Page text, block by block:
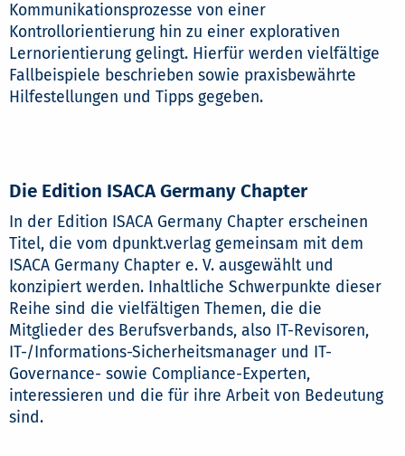
Kommunikationsprozesse von einer
Kontrollorientierung hin zu einer explorativen
Lernorientierung gelingt. Hierfür werden vielfältige
Fallbeispiele beschrieben sowie praxisbewährte
Hilfestellungen und Tipps gegeben.
Die Edition ISACA Germany Chapter
In der Edition ISACA Germany Chapter erscheinen
Titel, die vom dpunkt.verlag gemeinsam mit dem
ISACA Germany Chapter e. V. ausgewählt und
konzipiert werden. Inhaltliche Schwerpunkte dieser
Reihe sind die vielfältigen Themen, die die
Mitglieder des Berufsverbands, also IT-Revisoren,
IT-/Informations-Sicherheitsmanager und IT-
Governance- sowie Compliance-Experten,
interessieren und die für ihre Arbeit von Bedeutung
sind.